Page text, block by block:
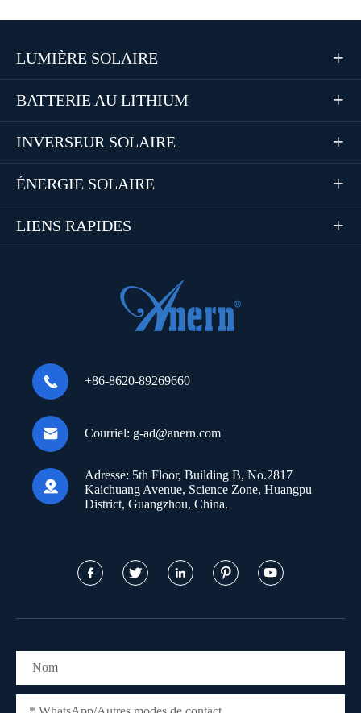
LUMIÈRE SOLAIRE 
BATTERIE AU LITHIUM 
INVERSEUR SOLAIRE 
ÉNERGIE SOLAIRE 
LIENS RAPIDES 
 +86-8620-89269660
 Courriel: g-ad@anern.com

Adresse: 5th Floor, Building B, No.2817
Kaichuang Avenue, Science Zone, Huangpu
District, Guangzhou, China.
    